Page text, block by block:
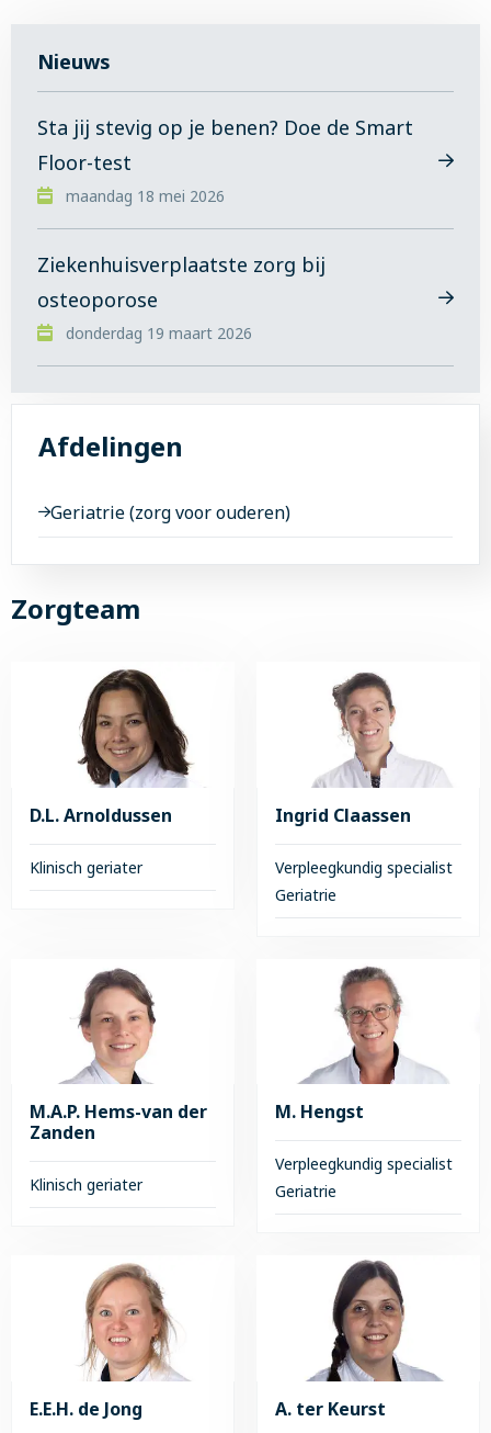
Nieuws
Sta jij stevig op je benen? Doe de Smart
Floor-test
maandag 18 mei 2026
Lees
meer
over
Sta
jij
stevig
op
Doe
de
Smart
test
Ziekenhuisverplaatste zorg bij
osteoporose
donderdag 19 maart 2026
Lees
meer
over
bij
osteoporose
Afdelingen
Geriatrie (zorg voor ouderen)
Zorgteam
D.L. Arnoldussen
Klinisch geriater
Arnoldussen
Ingrid Claassen
Verpleegkundig specialist
Geriatrie
M.A.P. Hems-van der
Zanden
Klinisch geriater
der
Zanden
M. Hengst
Verpleegkundig specialist
Geriatrie
E.E.H. de Jong A. ter Keurst